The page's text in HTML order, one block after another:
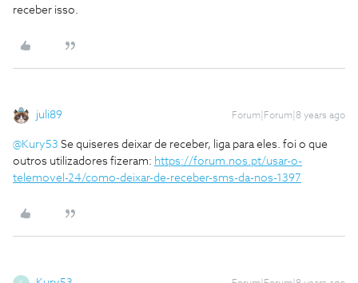
receber isso.
juli89 Forum|Forum|8 years ago
@Kury53 Se quiseres deixar de receber, liga para eles. foi o que
outros utilizadores fizeram: https://forum.nos.pt/usar-o-
telemovel-24/como-deixar-de-receber-sms-da-nos-1397